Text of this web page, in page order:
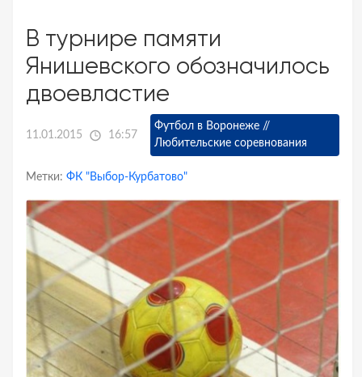
В турнире памяти
Янишевского обозначилось
двоевластие
11.01.2015 16:57
Футбол в Воронеже //
Любительские соревнования
Метки: ФК "Выбор-Курбатово"